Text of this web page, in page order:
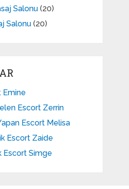
Salonu(20)
Salonu(20)
Emine
Escort Zerrin
Escort Melisa
Escort Zaide
Escort Simge